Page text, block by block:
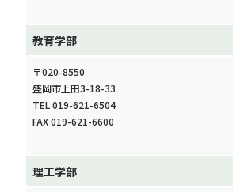
教育学部
〒020-8550
盛岡市上田3-18-33
TEL 019-621-6504
FAX 019-621-6600
理工学部